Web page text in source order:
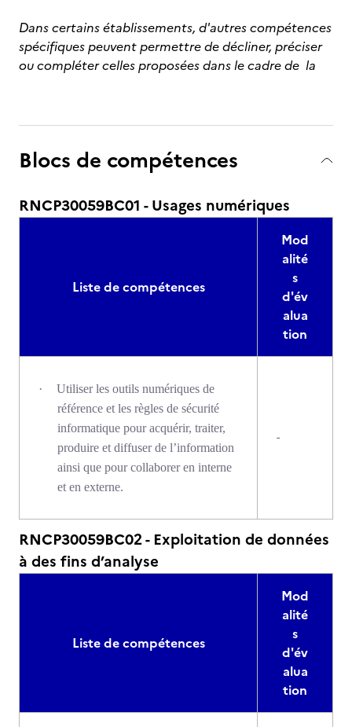
Dans certains établissements, d'autres compétences
spécifiques peuvent permettre de décliner, préciser
ou compléter celles proposées dans le cadre de la
Blocs de compétences
RNCP30059BC01 - Usages numériques
Liste de compétences
Mod
alité
s
d'év
alua
tion
·
Utiliser les outils numériques de
référence et les règles de sécurité
informatique pour acquérir, traiter,
produire et diffuser de l’information
ainsi que pour collaborer en interne
et en externe.
-
RNCP30059BC02 - Exploitation de données
à des fins d’analyse
Liste de compétences
Mod
alité
s
d'év
alua
tion